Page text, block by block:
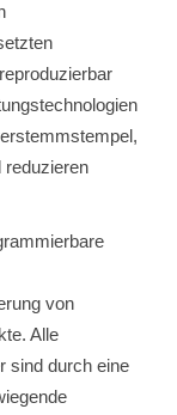
reduzieren
von
Alle
sind durch eine